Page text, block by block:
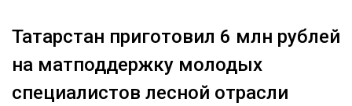
Татарстан приготовил 6 млн рублей
на матподдержку молодых
специалистов лесной отрасли